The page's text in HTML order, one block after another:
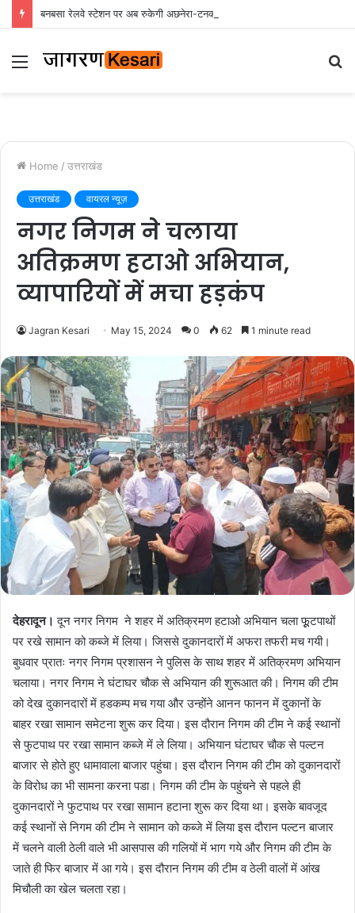
Menu
Home / उत्तराखंड
उत्तराखंड वायरल न्यूज़
नगर निगम ने चलाया
अतिक्रमण हटाओ अभियान,
व्यापारियों में मचा हड़कंप
Jagran Kesari May 15, 2024 0 62 1 minute read
देहरादून। दून नगर निगम ने शहर में अतिक्रमण हटाओ अभियान चला फूूटपाथों
पर रखे सामान को कब्जे में लिया। जिससे दुकानदारों में अफरा तफरी मच गयी।
बुधवार प्रातः नगर निगम प्रशासन ने पुलिस के साथ शहर में अतिक्रमण अभियान
चलाया। नगर निगम ने घंटाघर चौक से अभियान की शुरूआत की। निगम की टीम
को देख दुकानदारों में हडकम्प मच गया और उन्होंने आनन फानन में दुकानों के
बाहर रखा सामान समेटना शुरू कर दिया। इस दौरान निगम की टीम ने कई स्थानों
से फुटपाथ पर रखा सामान कब्जे में ले लिया। अभियान घंटाघर चौक से पल्टन
बाजार से होते हुए धामावाला बाजार पहुंचा। इस दौरान निगम की टीम को दुकानदारों
के विरोध का भी सामना करना पडा। निगम की टीम के पहुंचने से पहले ही
दुकानदारों ने फुटपाथ पर रखा सामान हटाना शुरू कर दिया था। इसके बावजूद
कई स्थानों से निगम की टीम ने सामान को कब्जे में लिया इस दौरान पल्टन बाजार
में चलने वाली ठेली वाले भी आसपास की गलियों में भाग गये और निगम की टीम के
जाते ही फिर बाजार में आ गये। इस दौरान निगम की टीम व ठेली वालों में आंख
मिचौली का खेल चलता रहा।